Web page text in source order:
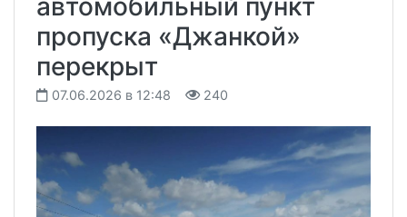
автомобильный пункт
пропуска «Джанкой»
перекрыт
07.06.2026 в 12:48 240